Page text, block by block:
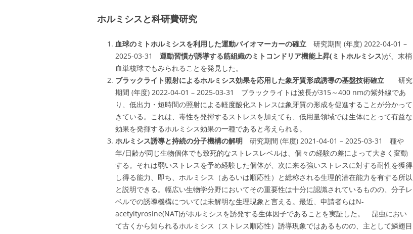
ホルミシスと科研費研究
血球のミトホルミシスを利用した運動バイオマーカーの確立 研究期間 (年度) 2022-04-01 –
2025-03-31 運動習慣が誘導する筋組織のミトコンドリア機能上昇(ミトホルミシス)が、末梢
血単核球でもみられることを発見した。
ブラックライト照射によるホルミシス効果を応用した象牙質形成誘導の基盤技術確立 研究
期間 (年度) 2022-04-01 – 2025-03-31 ブラックライトは波長が315～400 nmの紫外線であ
り、低出力・短時間の照射による軽度酸化ストレスは象牙質の形成を促進することが分かって
きている。これは、毒性を発揮するストレスを加えても、低用量領域では生体にとって有益な
効果を発揮するホルミシス効果の一種であると考えられる。
ホルミシス誘導と持続の分子機構の解明 研究期間 (年度) 2021-04-01 – 2025-03-31 種や
年/日齢が同じ生物個体でも致死的なストレスレベルは、個々の経験の差によって大きく変動
する。それは弱いストレスを予め経験した個体が、次に来る強いストレスに対する耐性を獲得
し得る能力、即ち、ホルミシス（あるいは順応性）と総称される生理的潜在能力を有する所以
と説明できる。幅広い生物学分野においてその重要性は十分に認識されているものの、分子レ
ベルでの誘導機構については未解明な生理現象と言える。最近、申請者らはN-
acetyltyrosine(NAT)がホルミシスを誘発する生体因子であることを実証した。 昆虫におい
て古くから知られるホルミシス（ストレス順応性）誘導現象ではあるものの、主として鱗翅目